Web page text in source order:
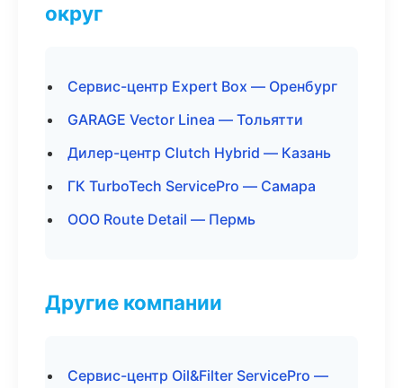
округ
Сервис-центр Expert Box — Оренбург
GARAGE Vector Linea — Тольятти
Дилер-центр Clutch Hybrid — Казань
ГК TurboTech ServicePro — Самара
ООО Route Detail — Пермь
Другие компании
Сервис-центр Oil&Filter ServicePro —